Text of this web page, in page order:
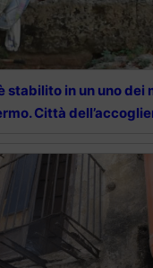
stabilito in un uno dei
Città